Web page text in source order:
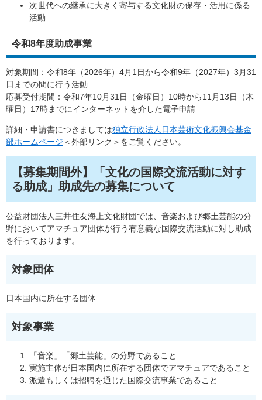
次世代への継承に大きく寄与する文化財の保存・活用に係る
活動
令和8年度助成事業
対象期間：令和8年（2026年）4月1日から令和9年（2027年）3月31
日までの間に行う活動
応募受付期間：令和7年10月31日（金曜日）10時から11月13日（木
曜日）17時までにインターネットを介した電子申請
詳細・申請書につきましては独立行政法人日本芸術文化振興会基金
部ホームページ ＜外部リンク＞ をご覧ください。
【募集期間外】「文化の国際交流活動に対す
る助成」助成先の募集について
公益財団法人三井住友海上文化財団では、音楽および郷土芸能の分
野においてアマチュア団体が行う有意義な国際交流活動に対し助成
を行っております。
対象団体
日本国内に所在する団体
対象事業
「音楽」「郷土芸能」の分野であること
実施主体が日本国内に所在する団体でアマチュアであること
派遣もしくは招聘を通じた国際交流事業であること